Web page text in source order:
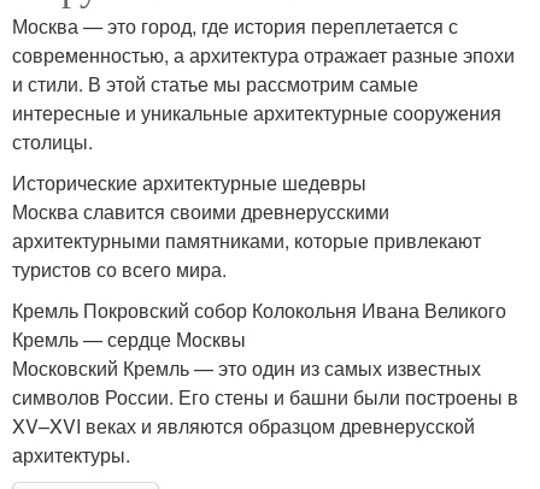
Москва — это город, где история переплетается с
современностью, а архитектура отражает разные эпохи
и стили. В этой статье мы рассмотрим самые
интересные и уникальные архитектурные сооружения
столицы.
Исторические архитектурные шедевры
Москва славится своими древнерусскими
архитектурными памятниками, которые привлекают
туристов со всего мира.
Кремль Покровский собор Колокольня Ивана Великого
Кремль — сердце Москвы
Московский Кремль — это один из самых известных
символов России. Его стены и башни были построены в
XV–XVI веках и являются образцом древнерусской
архитектуры.